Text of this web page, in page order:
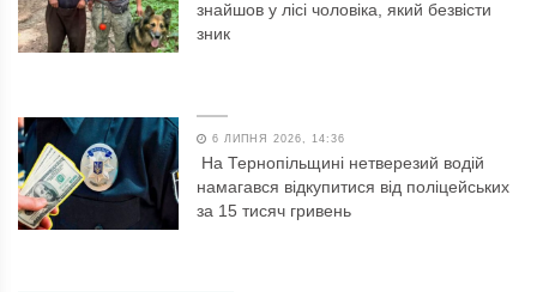
знайшов у лісі чоловіка, який безвісти
зник
6 ЛИПНЯ 2026, 14:36
На Тернопільщині нетверезий водій
намагався відкупитися від поліцейських
за 15 тисяч гривень